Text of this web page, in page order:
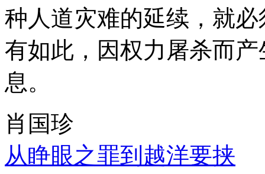
种人道灾难的延续，就
有如此，因权力屠杀而
息。
肖国珍
从睁眼之罪到越洋要挟